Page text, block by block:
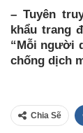
– Tuyên
khẩu trang
“Mỗi người
chống dịch
Chia Sẽ